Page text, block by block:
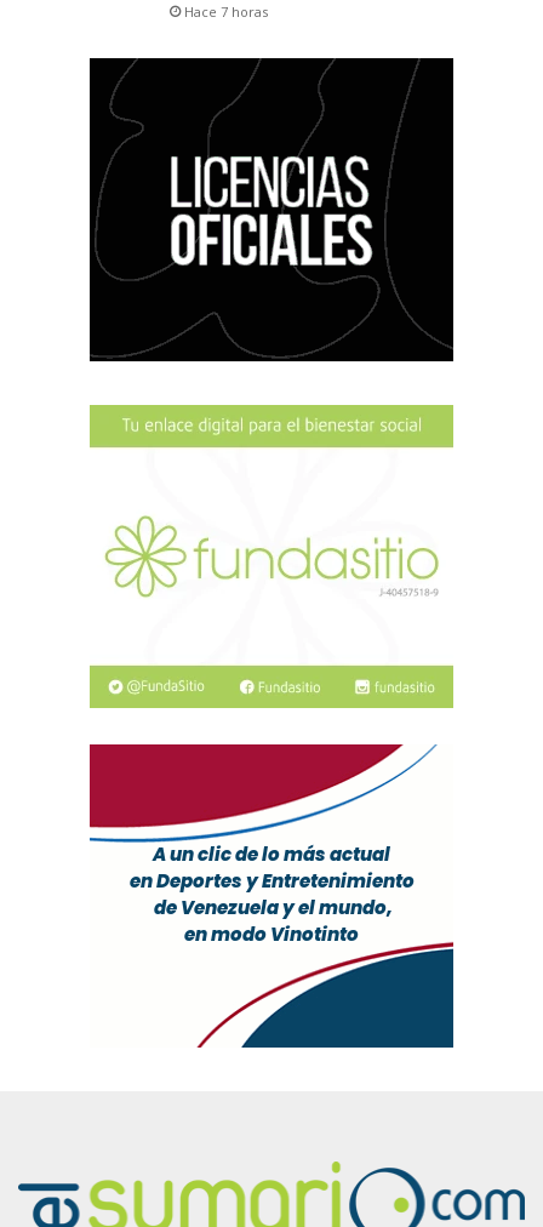
Hace 7 horas